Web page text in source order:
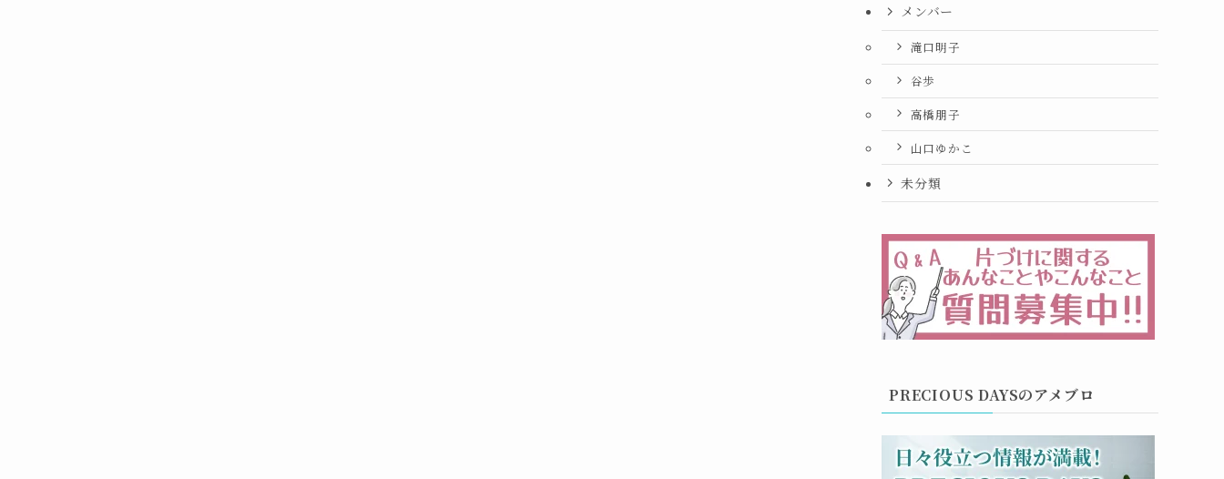
メンバー
滝口明子
谷歩
高橋朋子
山口ゆかこ
未分類
PRECIOUS DAYSのアメブロ